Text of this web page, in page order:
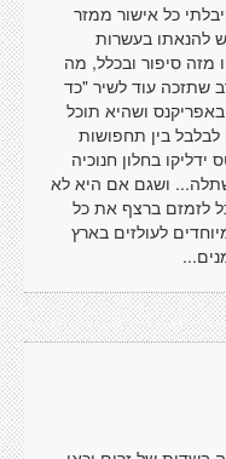
כל אישור ממזר
להנאתו בעשרות
מזה סיפור ובכלל, מה
שתזכה עוד לשיר "כד
ושהיא תוכל
בין תחפושות
ידליקו בחלון חנוכיה
ושגם אם היא לא
לזמזם ברצף את כל
לעולזים בארץ